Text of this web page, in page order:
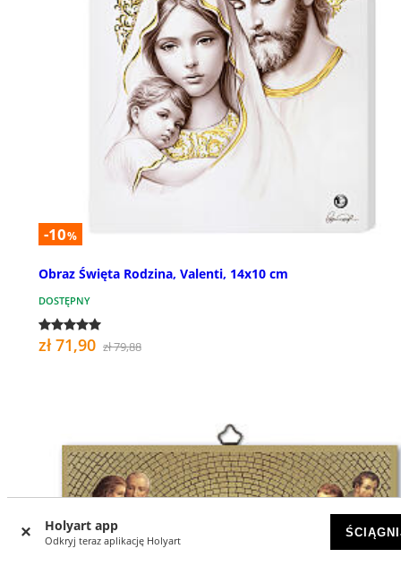
Holyart app
Odkryj teraz aplikację Holyart
-10%
Obraz Święta Rodzina, Valenti, 14x10 cm
DOSTĘPNY
zł 71,90 zł 79,88